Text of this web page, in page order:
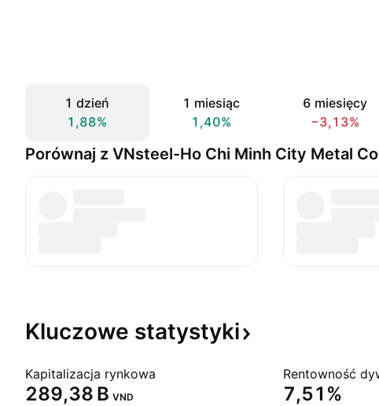
1 dzień
1,88%
1 miesiąc
1,40%
6 miesięcy
−3,13%
Porównaj z VNsteel-Ho Chi Minh City Metal
Kluczowe statystyki
Kapitalizacja rynkowa
‪289,38 B‬ VND 7,51%